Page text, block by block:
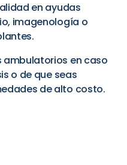
en ayudas
imagenología o
en caso
o de que seas
de alto costo.